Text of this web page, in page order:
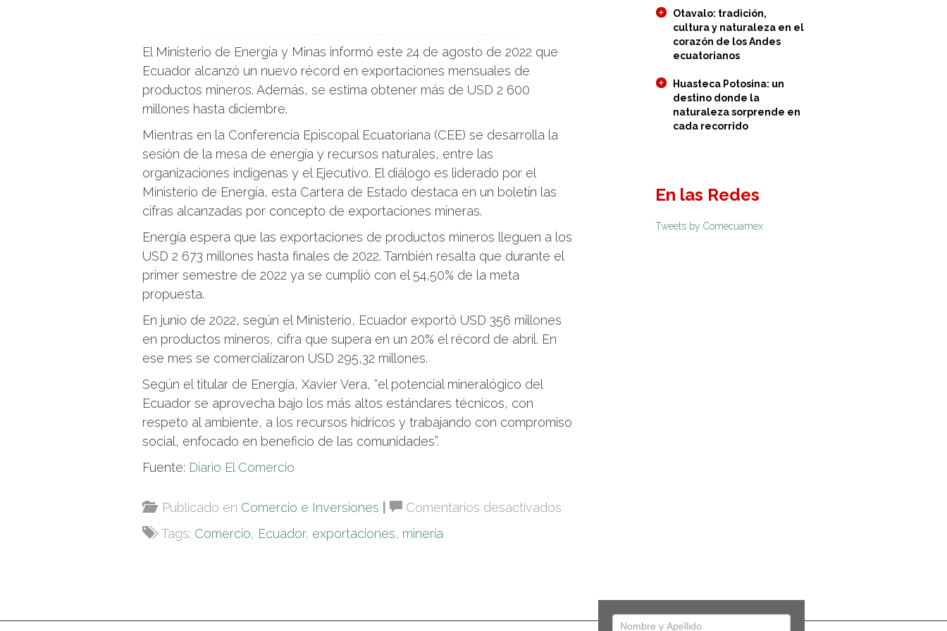
El Ministerio de Energía y Minas informó este 24 de agosto de 2022 que
Ecuador alcanzó un nuevo récord en exportaciones mensuales de
productos mineros. Además, se estima obtener más de USD 2 600
millones hasta diciembre.
Mientras en la Conferencia Episcopal Ecuatoriana (CEE) se desarrolla la
sesión de la mesa de energía y recursos naturales, entre las
organizaciones indígenas y el Ejecutivo. El diálogo es liderado por el
Ministerio de Energía, esta Cartera de Estado destaca en un boletín las
cifras alcanzadas por concepto de exportaciones mineras.
Energía espera que las exportaciones de productos mineros lleguen a los
USD 2 673 millones hasta finales de 2022. También resalta que durante el
primer semestre de 2022 ya se cumplió con el 54,50% de la meta
propuesta.
En junio de 2022, según el Ministerio, Ecuador exportó USD 356 millones
en productos mineros, cifra que supera en un 20% el récord de abril. En
ese mes se comercializaron USD 295,32 millones.
Según el titular de Energía, Xavier Vera, “el potencial mineralógico del
Ecuador se aprovecha bajo los más altos estándares técnicos, con
respeto al ambiente, a los recursos hídricos y trabajando con compromiso
social, enfocado en beneficio de las comunidades”.
Fuente: Diario El Comercio
Publicado en Comercio e Inversiones Comentarios desactivados
millones
Tags: Comercio, Ecuador, exportaciones, minería
Otavalo: tradición,
cultura y naturaleza en el
corazón de los Andes
ecuatorianos
Huasteca Potosina: un
destino donde la
naturaleza sorprende en
cada recorrido
En las Redes
Tweets by Comecuamex